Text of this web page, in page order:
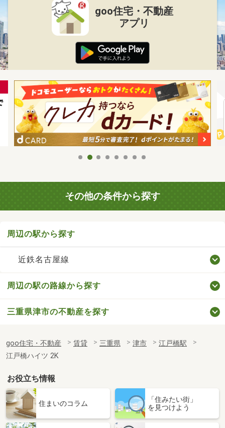
goo住宅・不動産
アプリ
その他の条件から探す
周辺の駅から探す
近鉄名古屋線
周辺の駅の路線から探す
三重県津市の不動産を探す
goo住宅・不動産 賃貸 三重県 津市
江戸橋駅
江戸橋ハイツ 2K
お役立ち情報
住まいのコラム
「住みたい街」
を見つけよう